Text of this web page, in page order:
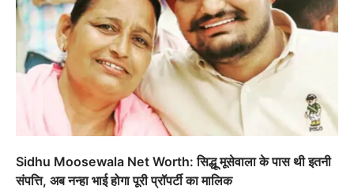
Sidhu Moosewala Net Worth: सिद्धू मूसेवाला के पास थी इतनी
संपत्ति, अब नन्हा भाई होगा पूरी प्रॉपर्टी का मालिक